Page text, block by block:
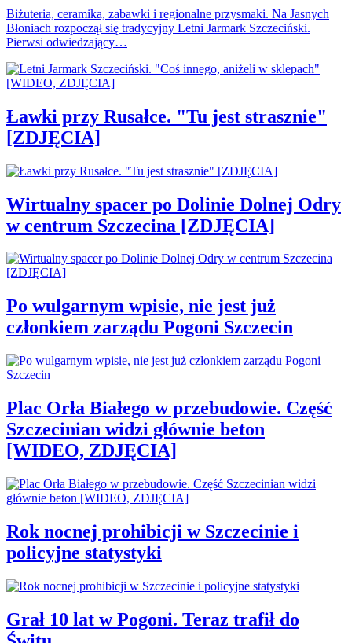
Biżuteria, ceramika, zabawki i regionalne przysmaki. Na Jasnych
Błoniach rozpoczął się tradycyjny Letni Jarmark Szczeciński.
Pierwsi odwiedzający…
Ławki przy Rusałce. "Tu jest strasznie"
[ZDJĘCIA]
Wirtualny spacer po Dolinie Dolnej Odry
w centrum Szczecina [ZDJĘCIA]
Po wulgarnym wpisie, nie jest już
członkiem zarządu Pogoni Szczecin
Plac Orła Białego w przebudowie. Część
Szczecinian widzi głównie beton
[WIDEO, ZDJĘCIA]
Rok nocnej prohibicji w Szczecinie i
policyjne statystyki
Grał 10 lat w Pogoni. Teraz trafił do